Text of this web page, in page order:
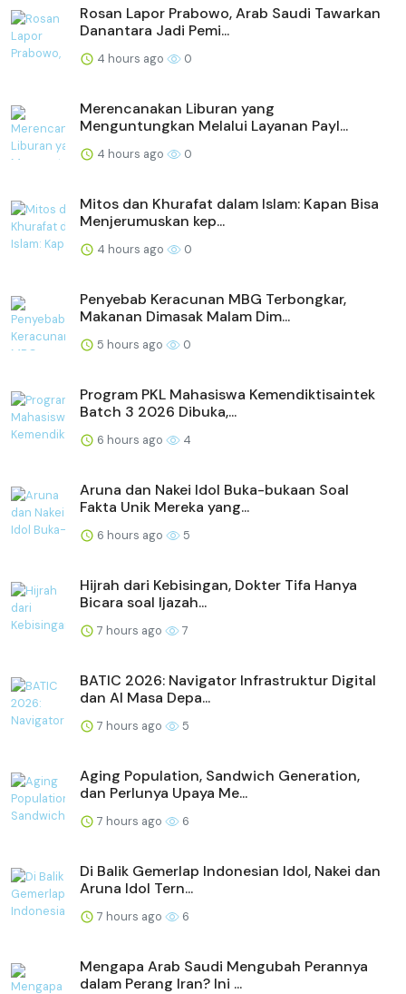
Rosan Lapor Prabowo, Arab Saudi Tawarkan
Danantara Jadi Pemi...
4 hours ago 0
Merencanakan Liburan yang
Menguntungkan Melalui Layanan Payl...
4 hours ago 0
Mitos dan Khurafat dalam Islam: Kapan Bisa
Menjerumuskan kep...
4 hours ago 0
Penyebab Keracunan MBG Terbongkar,
Makanan Dimasak Malam Dim...
5 hours ago 0
Program PKL Mahasiswa Kemendiktisaintek
Batch 3 2026 Dibuka,...
6 hours ago 4
Aruna dan Nakei Idol Buka-bukaan Soal
Fakta Unik Mereka yang...
6 hours ago 5
Hijrah dari Kebisingan, Dokter Tifa Hanya
Bicara soal Ijazah...
7 hours ago 7
BATIC 2026: Navigator Infrastruktur Digital
dan AI Masa Depa...
7 hours ago 5
Aging Population, Sandwich Generation,
dan Perlunya Upaya Me...
7 hours ago 6
Di Balik Gemerlap Indonesian Idol, Nakei dan
Aruna Idol Tern...
7 hours ago 6
Mengapa Arab Saudi Mengubah Perannya
dalam Perang Iran? Ini ...